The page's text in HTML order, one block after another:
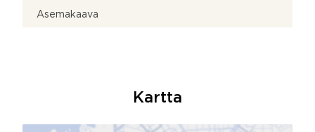
Asemakaava
Kartta